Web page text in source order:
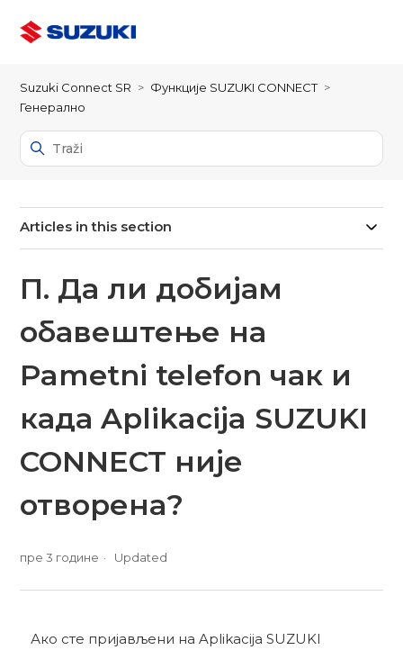
Suzuki Connect SR
Функције SUZUKI CONNECT
Генерално
Articles in this section
П. Да ли добијам
обавештење на
Pametni telefon чак и
када Aplikacija SUZUKI
CONNECT није
отворена?
пре 3 године Updated
Ако сте пријављени на Aplikacija SUZUKI